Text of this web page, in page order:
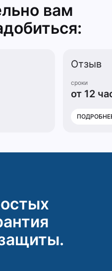
вам
Отзыв
сроки
от 12